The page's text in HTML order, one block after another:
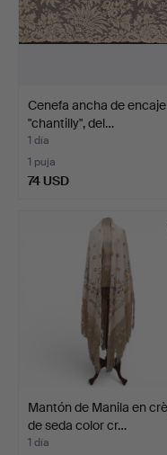
Cenefa ancha de
"chantilly", del…
1 día
1 puja
74 USD
Mantón de Manila en
de seda color cr…
1 día